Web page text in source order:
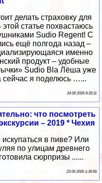
делать страховку для
статье похвастаюсь
Sudio Regent! С
ещё полгода назад –
именно
продукт – удобные
Sudio Bla Лёша уже
сейчас я поделюсь …...
24 06 2026 8:35:11
что посмотреть
– 2019 * Чехия
в пиве? Или
по улицам древнего
сюрпризы ......
23 06 2026 1:39:56